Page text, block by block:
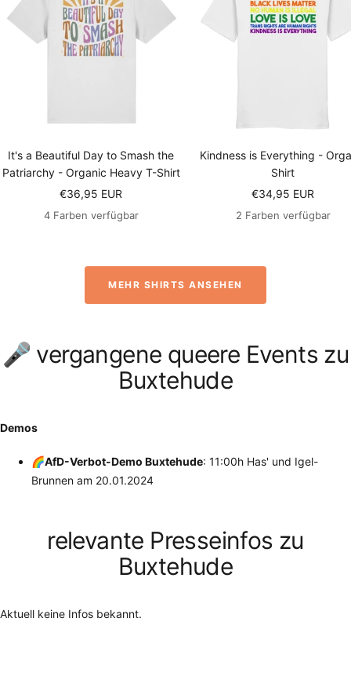
It's a Beautiful Day to Smash the
Patriarchy - Organic Heavy T-Shirt
Angebotspreis
€36,95 EUR
4 Farben verfügbar
Kindness is Everything -
Shirt
Angebotspreis
€34,95 EUR
2 Farben verfügbar
MEHR SHIRTS ANSEHEN
🎤 vergangene queere Events zu
Buxtehude
Demos
🌈AfD-Verbot-Demo Buxtehude: 11:00h Has' und Igel-
Brunnen am 20.01.2024
relevante Presseinfos zu
Buxtehude
Aktuell keine Infos bekannt.